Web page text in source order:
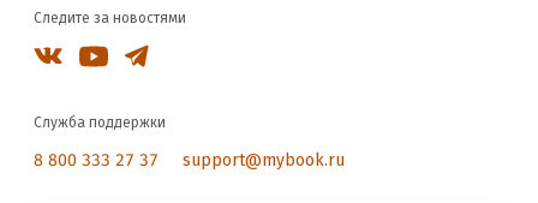
Следите за новостями
Служба поддержки
8 800 333 27 37 support@mybook.ru